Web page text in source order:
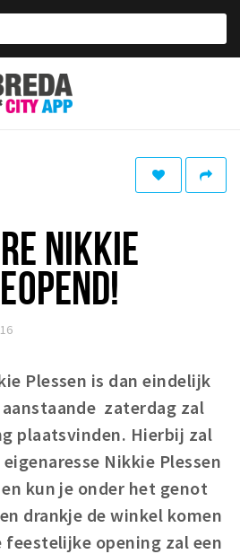
Breda
City
App
NIKKIE
Plessen is dan eindelijk
zaterdag zal
plaatsvinden. Hierbij zal
Nikkie Plessen
kun je onder het genot
drankje de winkel komen
feestelijke opening zal een